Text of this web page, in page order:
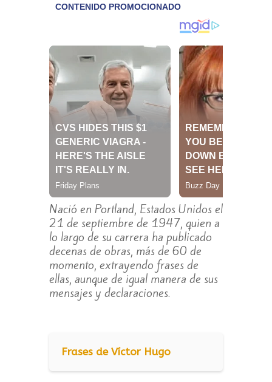
Nació en Portland, Estados Unidos el
21 de septiembre de 1947, quien a
lo largo de su carrera ha publicado
decenas de obras, más de 60 de
momento, extrayendo frases de
ellas, aunque de igual manera de sus
mensajes y declaraciones.
Frases de Víctor Hugo